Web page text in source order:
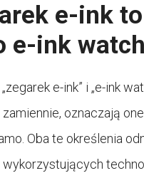
e-ink
e-ink
e-ink” i „e-ink
oznaczają one
Oba te określenia